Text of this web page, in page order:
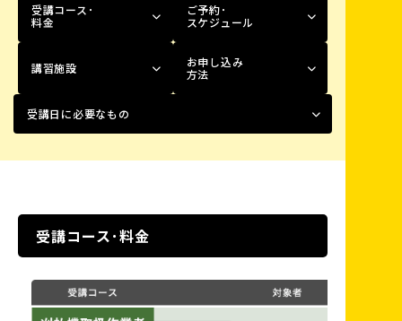
受講コース･
料金
ご予約･
スケジュール
講習施設
お申し込み
方法
受講日に必要なもの
受講コース･料金